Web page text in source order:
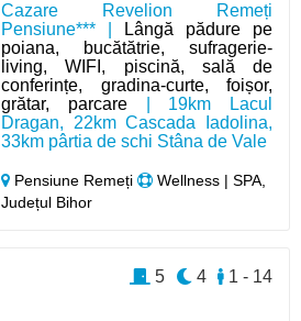
Cazare Revelion Remeți
Pensiune*** |
Lângă pădure pe
poiana, bucătătrie, sufragerie-
living, WIFI, piscină, sală de
conferințe, gradina-curte, foișor,
grătar, parcare| 19km Lacul
Dragan, 22km Cascada Iadolina,
33km pârtia de schi Stâna de Vale
Pensiune Remeți
Wellness | SPA,
Județul Bihor
1 - 14
4
5